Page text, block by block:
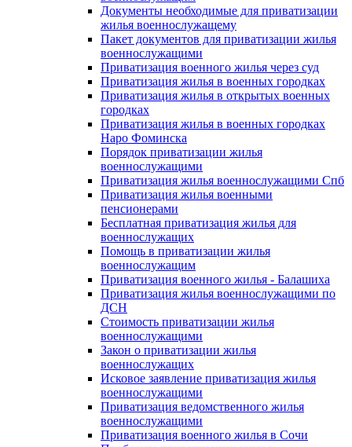
Документы необходимые для приватизации
жилья военнослужащему
Пакет документов для приватизации жилья
военнослужащими
Приватизация военного жилья через суд
Приватизация жилья в военных городках
Приватизация жилья в открытых военных
городках
Приватизация жилья в военных городках
Наро Фоминска
Порядок приватизации жилья
военнослужащими
Приватизация жилья военнослужащими Спб
Приватизация жилья военными
пенсионерами
Бесплатная приватизация жилья для
военнослужащих
Помощь в приватизации жилья
военнослужащим
Приватизация военного жилья - Балашиха
Приватизация жилья военнослужащими по
ДСН
Стоимость приватизации жилья
военнослужащими
Закон о приватизации жилья
военнослужащих
Исковое заявление приватизация жилья
военнослужащими
Приватизация ведомственного жилья
военнослужащими
Приватизация военного жилья в Сочи